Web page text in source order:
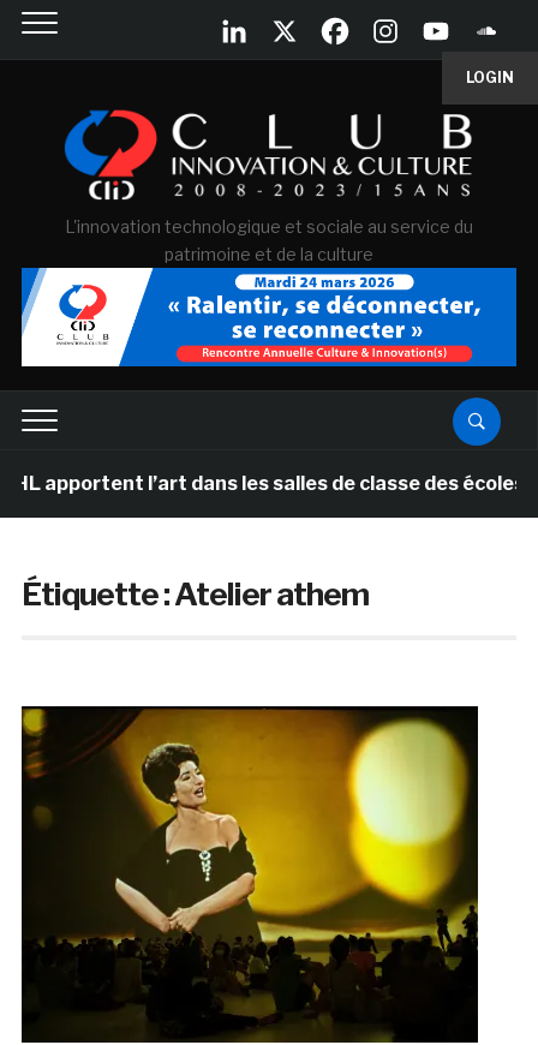
LOGIN
L'innovation technologique et sociale au service du
patrimoine et de la culture
l’art dans les salles de classe des écoles
Étiquette :Atelier athem